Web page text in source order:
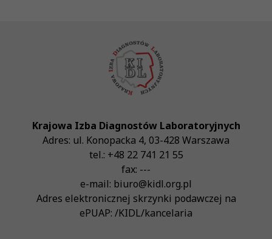
Krajowa Izba Diagnostów Laboratoryjnych
Adres: ul. Konopacka 4, 03-428 Warszawa
tel.: +48 22 741 21 55
fax: ---
e-mail: biuro@kidl.org.pl
Adres elektronicznej skrzynki podawczej na
ePUAP: /KIDL/kancelaria